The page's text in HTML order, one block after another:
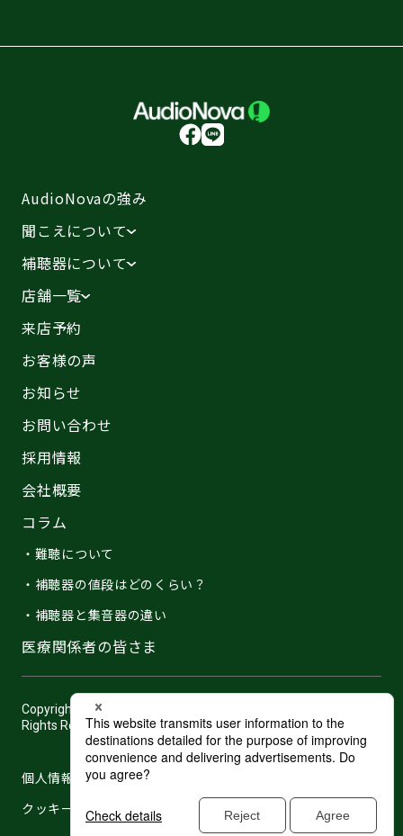
AudioNovaの強み
聞こえについて
補聴器について
店舗一覧
来店予約
お客様の声
お知らせ
お問い合わせ
採用情報
会社概要
コラム
・難聴について
・補聴器の値段はどのくらい？
・補聴器と集音器の違い
医療関係者の皆さま
Copyright © 2007 -2026 Hearing Distributor Japan, Co.,Ltd. All
Rights Reserved.
個人情報保護方針
クッキーポリシー